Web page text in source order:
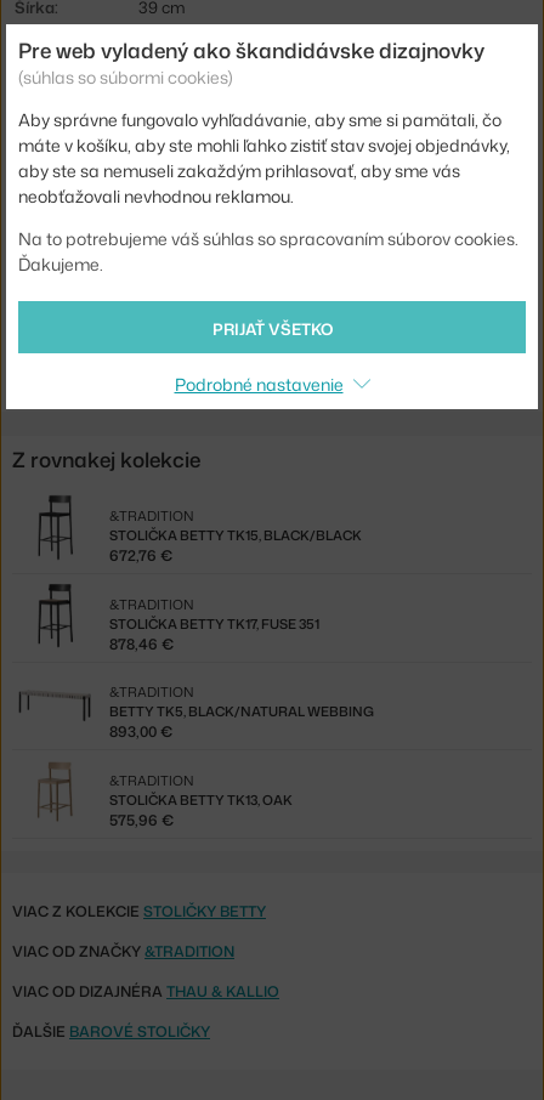
Šírka:
39 cm
Hmotnosť:
3,5 kg
Výška stoličky: nízka barovka (výška sedenia cca 65 cm)
Farba:
čierna
Materiál:
dýha, prírodné ľanové vlákno, drevo
Podnož:
drevo
Kód produktu
AND-134377A016
Jste z Česka? Přejděte naBetty TK7, black/black webbing
Z rovnakej kolekcie
STOLIČKA BETTY TK15, BLACK/BLACK
&TRADITION
672,76 €
STOLIČKA BETTY TK17, FUSE 351
&TRADITION
878,46 €
BETTY TK5, BLACK/NATURAL WEBBING
&TRADITION
893,00 €
STOLIČKA BETTY TK13, OAK
&TRADITION
575,96 €
VIAC Z KOLEKCIE STOLIČKY BETTY
VIAC OD ZNAČKY&TRADITION
VIAC OD DIZAJNÉRA THAU & KALLIO
ĎALŠIE BAROVÉ STOLIČKY
Pre web vyladený ako škandidávske dizajnovky
(súhlas so súbormi cookies)
Aby správne fungovalo vyhľadávanie, aby sme si pamätali, čo
máte v košíku, aby ste mohli ľahko zistiť stav svojej objednávky,
aby ste sa nemuseli zakaždým prihlasovať, aby sme vás
neobťažovali nevhodnou reklamou.
Na to potrebujeme váš súhlas so spracovaním súborov cookies.
Ďakujeme.
PRIJAŤ VŠETKO
Podrobné nastavenie